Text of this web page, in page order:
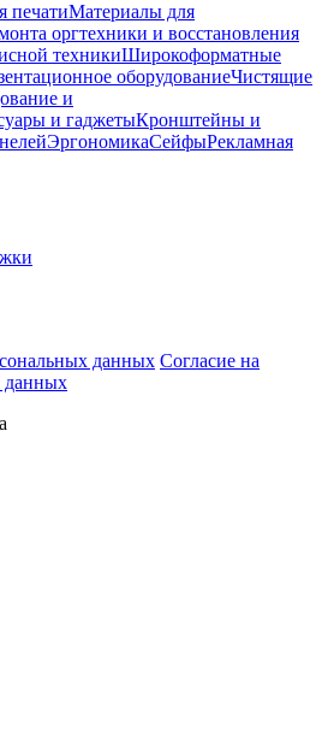
печатиМатериалы для
оргтехники и восстановления
техникиШирокоформатные
оборудованиеЧистящие
и
и гаджетыКронштейны и
ЭргономикаСейфыРекламная
данных Согласие на
данных